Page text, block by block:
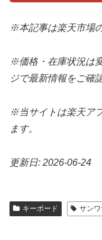
※本記事は楽天市場
※価格・在庫状況は
ジで最新情報をご確
※当サイトは楽天ア
ます。
更新日: 2026-06-24
キーボード サンワ